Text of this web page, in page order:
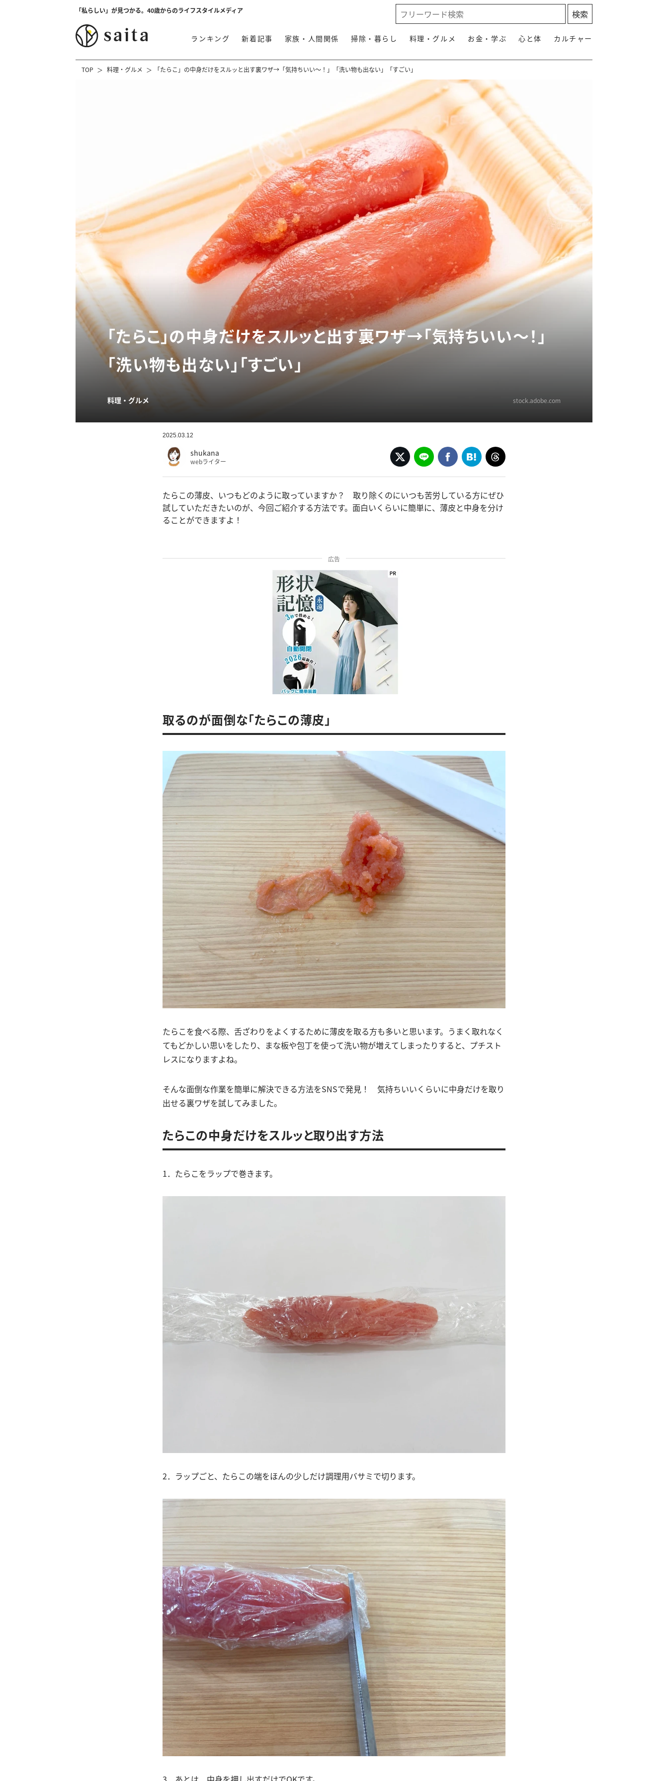
「私らしい」が見つかる。40歳からのライフスタイルメディア
ランキング 新着記事 家族・人間関係 掃除・暮らし 料理・グルメ お金・学ぶ 心と体 カルチャー
TOP 料理・グルメ 「たらこ」の中身だけをスルッと出す裏ワザ→「気持ちいい～！」「洗い物も出ない」「すごい」
「たらこ」の中身だけをスルッと出す裏ワザ→「気持ちいい～！」
「洗い物も出ない」「すごい」
料理・グルメ stock.adobe.com
2025.03.12
shukana
webライター
たらこの薄皮、いつもどのように取っていますか？ 取り除くのにいつも苦労している方にぜひ
試していただきたいのが、今回ご紹介する方法です。面白いくらいに簡単に、薄皮と中身を分け
ることができますよ！
広告
取るのが面倒な「たらこの薄皮」
たらこを食べる際、舌ざわりをよくするために薄皮を取る方も多いと思います。うまく取れなく
てもどかしい思いをしたり、まな板や包丁を使って洗い物が増えてしまったりすると、プチスト
レスになりますよね。
そんな面倒な作業を簡単に解決できる方法をSNSで発見！ 気持ちいいくらいに中身だけを取り
出せる裏ワザを試してみました。
たらこの中身だけをスルッと取り出す方法
1．たらこをラップで巻きます。
2．ラップごと、たらこの端をほんの少しだけ調理用バサミで切ります。